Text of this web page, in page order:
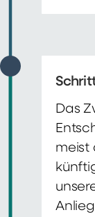
Das
meist